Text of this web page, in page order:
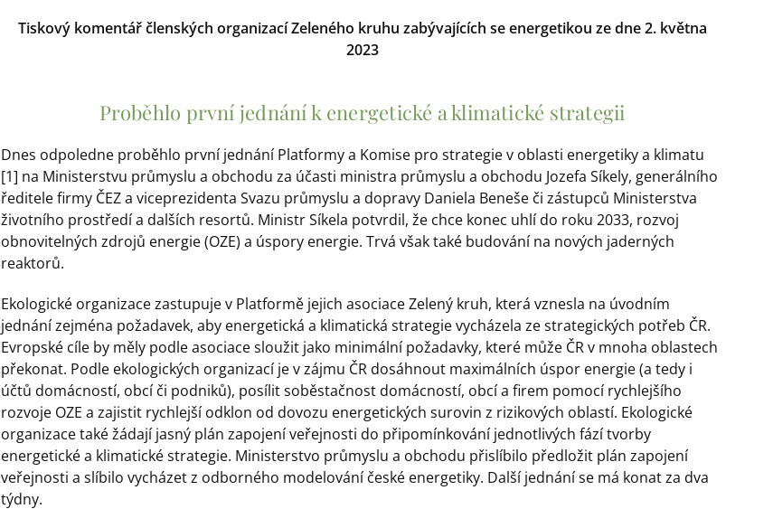
Tiskový komentář členských organizací Zeleného kruhu zabývajících se energetikou ze dne 2. května
2023
Proběhlo první jednání k energetické a klimatické strategii
Dnes odpoledne proběhlo první jednání Platformy a Komise pro strategie v oblasti energetiky a klimatu
[1] na Ministerstvu průmyslu a obchodu za účasti ministra průmyslu a obchodu Jozefa Síkely, generálního
ředitele firmy ČEZ a viceprezidenta Svazu průmyslu a dopravy Daniela Beneše či zástupců Ministerstva
životního prostředí a dalších resortů. Ministr Síkela potvrdil, že chce konec uhlí do roku 2033, rozvoj
obnovitelných zdrojů energie (OZE) a úspory energie. Trvá však také budování na nových jaderných
reaktorů.
Ekologické organizace zastupuje v Platformě jejich asociace Zelený kruh, která vznesla na úvodním
jednání zejména požadavek, aby energetická a klimatická strategie vycházela ze strategických potřeb ČR.
Evropské cíle by měly podle asociace sloužit jako minimální požadavky, které může ČR v mnoha oblastech
překonat. Podle ekologických organizací je v zájmu ČR dosáhnout maximálních úspor energie (a tedy i
účtů domácností, obcí či podniků), posílit soběstačnost domácností, obcí a firem pomocí rychlejšího
rozvoje OZE a zajistit rychlejší odklon od dovozu energetických surovin z rizikových oblastí. Ekologické
organizace také žádají jasný plán zapojení veřejnosti do připomínkování jednotlivých fází tvorby
energetické a klimatické strategie. Ministerstvo průmyslu a obchodu přislíbilo předložit plán zapojení
veřejnosti a slíbilo vycházet z odborného modelování české energetiky. Další jednání se má konat za dva
týdny.